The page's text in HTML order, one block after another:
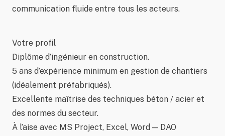
communication fluide entre tous les acteurs.
Votre profil
Diplôme d’ingénieur en construction.
5 ans d’expérience minimum en gestion de chantiers
(idéalement préfabriqués).
Excellente maîtrise des techniques béton / acier et
des normes du secteur.
À l’aise avec MS Project, Excel, Word — DAO